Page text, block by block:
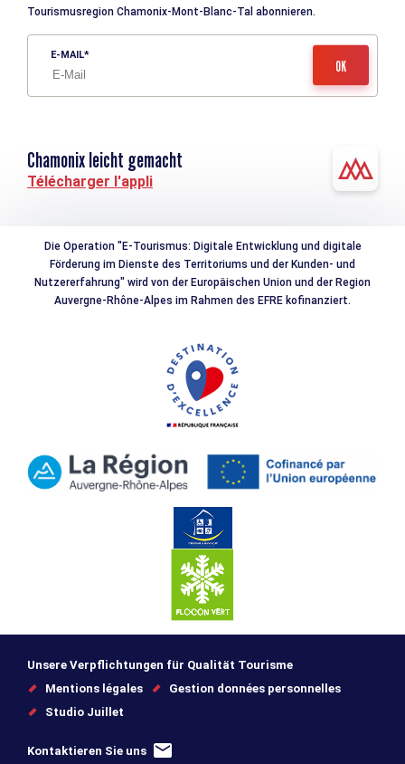
Tourismusregion Chamonix-Mont-Blanc-Tal abonnieren.
E-MAIL
Chamonix leicht gemacht
Télécharger l'appli
Die Operation "E-Tourismus: Digitale Entwicklung und digitale
Förderung im Dienste des Territoriums und der Kunden- und
Nutzererfahrung" wird von der Europäischen Union und der Region
Auvergne-Rhône-Alpes im Rahmen des EFRE kofinanziert.
Unsere Verpflichtungen für Qualität Tourisme
Mentions légales
Gestion données personnelles
Studio Juillet
Kontaktieren Sie uns